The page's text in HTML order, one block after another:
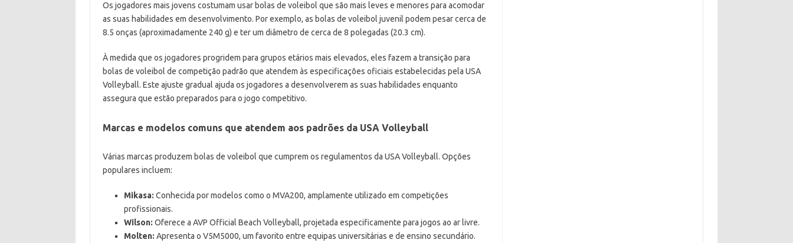
Os jogadores mais jovens costumam usar bolas de voleibol que são mais leves e menores para acomodar
as suas habilidades em desenvolvimento. Por exemplo, as bolas de voleibol juvenil podem pesar cerca de
8.5 onças (aproximadamente 240 g) e ter um diâmetro de cerca de 8 polegadas (20.3 cm).
À medida que os jogadores progridem para grupos etários mais elevados, eles fazem a transição para
bolas de voleibol de competição padrão que atendem às especificações oficiais estabelecidas pela USA
Volleyball. Este ajuste gradual ajuda os jogadores a desenvolverem as suas habilidades enquanto
assegura que estão preparados para o jogo competitivo.
Marcas e modelos comuns que atendem aos padrões da USA Volleyball
Várias marcas produzem bolas de voleibol que cumprem os regulamentos da USA Volleyball. Opções
populares incluem:
Mikasa: Conhecida por modelos como o MVA200, amplamente utilizado em competições
profissionais.
Wilson: Oferece a AVP Official Beach Volleyball, projetada especificamente para jogos ao ar livre.
Molten: Apresenta o V5M5000, um favorito entre equipas universitárias e de ensino secundário.